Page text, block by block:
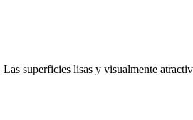
superficies lisas y visualmente